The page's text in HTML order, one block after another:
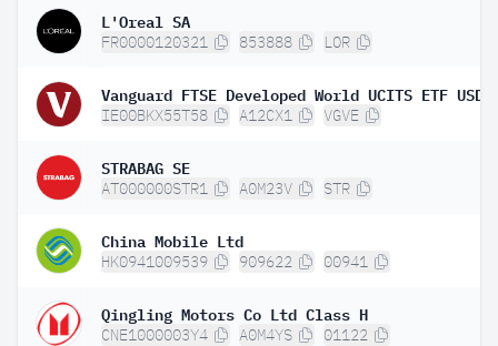
L'Oreal SA
FR0000120321 853888 LOR
IE00BKX55T58 A12CX1 VGVE
STRABAG SE
AT000000STR1 A0M23V STR
China Mobile Ltd
HK0941009539 909622 00941
Qingling Motors Co Ltd Class H
CNE1000003Y4 A0M4YS 01122